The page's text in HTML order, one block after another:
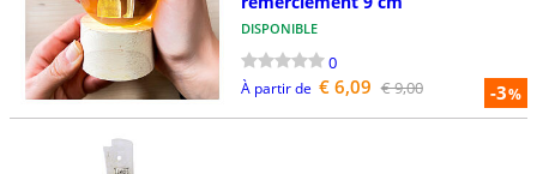
-3%
DISPONIBLE
0
À partir de € 6,09 € 9,00